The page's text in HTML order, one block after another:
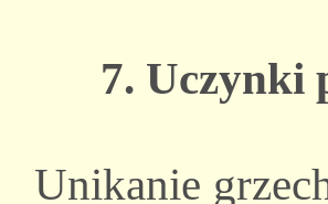
7. Uczynki
Unikanie